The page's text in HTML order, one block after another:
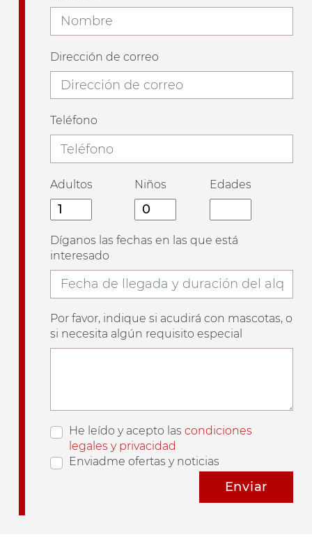
Dirección de correo
Teléfono
Adultos Niños Edades
Díganos las fechas en las que está
interesado
Por favor, indique si acudirá con mascotas, o
si necesita algún requisito especial
He leído y acepto las condiciones
legales y privacidad
Enviadme ofertas y noticias
Enviar